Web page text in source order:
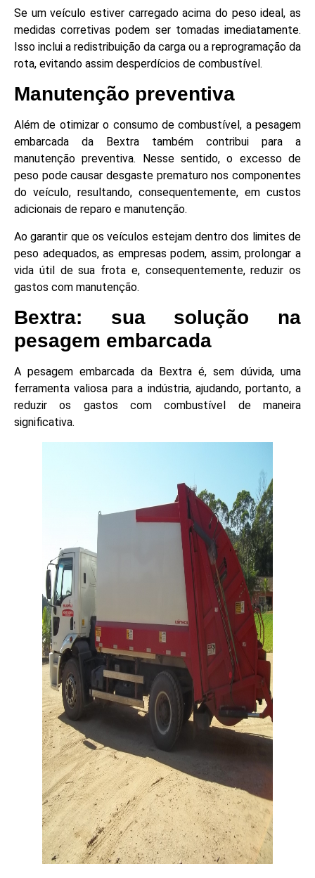
Se um veículo estiver carregado acima do peso ideal, as
medidas corretivas podem ser tomadas imediatamente.
Isso inclui a redistribuição da carga ou a reprogramação da
rota, evitando assim desperdícios de combustível.
Manutenção preventiva
Além de otimizar o consumo de combustível, a pesagem
embarcada da Bextra também contribui para a
manutenção preventiva. Nesse sentido, o excesso de
peso pode causar desgaste prematuro nos componentes
do veículo, resultando, consequentemente, em custos
adicionais de reparo e manutenção.
Ao garantir que os veículos estejam dentro dos limites de
peso adequados, as empresas podem, assim, prolongar a
vida útil de sua frota e, consequentemente, reduzir os
gastos com manutenção.
Bextra: sua solução na
pesagem embarcada
A pesagem embarcada da Bextra é, sem dúvida, uma
ferramenta valiosa para a indústria, ajudando, portanto, a
reduzir os gastos com combustível de maneira
significativa.